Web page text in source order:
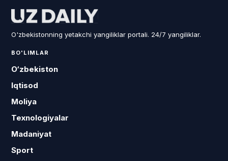
O'zbekistonning yetakchi yangiliklar portali. 24/7 yangiliklar.
BO'LIMLAR
O‘zbekiston
Iqtisod
Moliya
Texnologiyalar
Madaniyat
Sport